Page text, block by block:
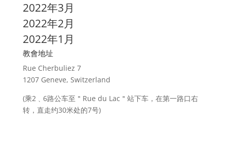
2022年3月
2022年2月
2022年1月
教會地址
Rue Cherbuliez 7
1207 Geneve, Switzerland
(乘2﹑6路公车至＂Rue du Lac＂站下车，在第一路口右
转，直走约30米处的7号)